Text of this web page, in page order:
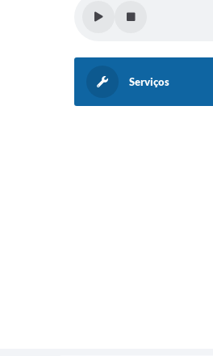
Serviços